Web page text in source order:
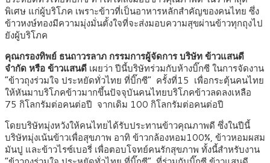
พิเศษ แก่ผู้บริโภค เพราะข้าวที่เป็นอาหารหลักสำคัญของคนไทย ซึ่ง
ข้าวหงษ์ทองมีความมุ่งมั่นตั้งใจที่จะส่งมอบความสุขผ่านข้าวทุกถุงไป
ยังผู้บริโภค
คุณกรองทิพย์ ธนถาวรลาภ กรรมการผู้จัดการ บริษัท ข้าวแสนดี
จำกัด หรือ ข้าวแสนดี เผยว่า ปีนี้บริษัทร่วมกับห้างบิ๊กซี ในการจัดงาน
“ข้าวถุงร่วมใจ ประหยัดทั่วไทย ที่บิ๊กซี” ครั้งที่15 เพื่อกระตุ้นคนไทย
ให้หันมาบริโภคข้าวมากขึ้นปัจจุบันคนไทยบริโภคข้าวลดลงเหลือ
75 กิโลกรัมต่อคนต่อปี จากเดิม 100 กิโลกรัมต่อคนต่อปี
โดยบริษัทมุ่งหวังให้คนไทยได้รับประทานข้าวคุณภาพดี ซึ่งในปีนี้
บริษัทมุ่งเน้นข้าวเพื่อสุขภาพ อาทิ ข้าวกล้องหอม100%, ข้าวหอมผสม
มันปู และข้าวไรซ์เบอรี่ เพื่อตอบโจทย์คนรักสุขภาพ ทั้งนี้สำหรับงาน